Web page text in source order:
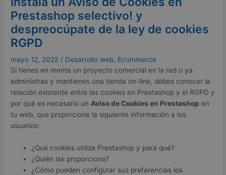
Prestashop selectivo! y
despreocúpate de la ley de cookies
RGPD
mayo 12, 2022 / Desarrollo web, Ecommerce
Si tienes en mente un proyecto comercial en la red o ya
administras y mantienes una tienda on-line, debes conocer la
relación existente entre las cookies en Prestashop y el RGPD y
por qué es necesario un Aviso de Cookies en Prestashop en
tu web, que proporcione la siguiente información a los
usuarios:
¿Qué cookies utiliza Prestashop y para qué?
¿Quién las proporciona?
¿Cómo pueden configurar sus preferencias los